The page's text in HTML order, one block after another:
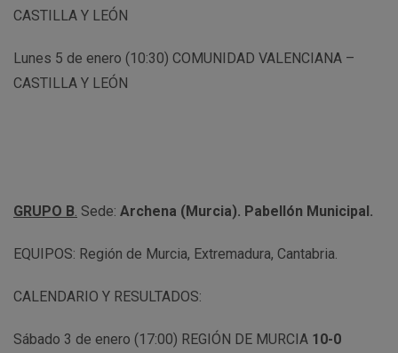
CASTILLA Y LEÓN
Lunes 5 de enero (10:30) COMUNIDAD VALENCIANA –
CASTILLA Y LEÓN
GRUPO B. Sede: Archena (Murcia). Pabellón Municipal.
EQUIPOS: Región de Murcia, Extremadura, Cantabria.
CALENDARIO Y RESULTADOS:
Sábado 3 de enero (17:00) REGIÓN DE MURCIA 10-0